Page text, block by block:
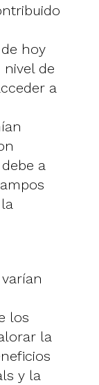
hoy
de
a
a
los
la
y la